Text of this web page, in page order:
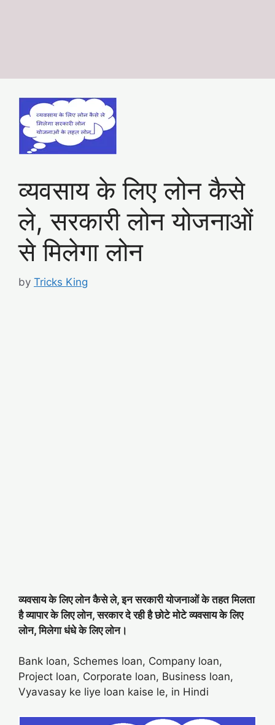
व्यवसाय के लिए लोन कैसे
ले, सरकारी लोन योजनाओं
से मिलेगा लोन
by Tricks King
व्यवसाय के लिए लोन कैसे ले, इन सरकारी योजनाओं के तहत मिलता
है व्यापार के लिए लोन, सरकार दे रही है छोटे मोटे व्यवसाय के लिए
लोन, मिलेगा धंधे के लिए लोन।
Bank loan, Schemes loan, Company loan,
Project loan, Corporate loan, Business loan,
Vyavasay ke liye loan kaise le, in Hindi